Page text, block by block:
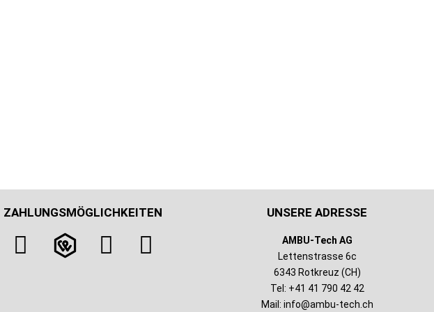
ZAHLUNGSMÖGLICHKEITEN UNSERE ADRESSE
AMBU-Tech AG
Lettenstrasse 6c
6343 Rotkreuz (CH)
Tel: +41 41 790 42 42
Mail: info@ambu-tech.ch